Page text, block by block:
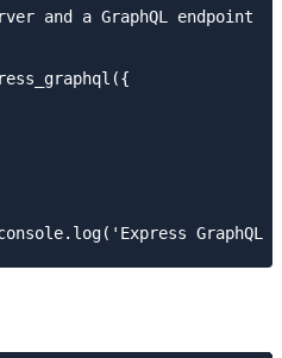
and a GraphQL endpoint